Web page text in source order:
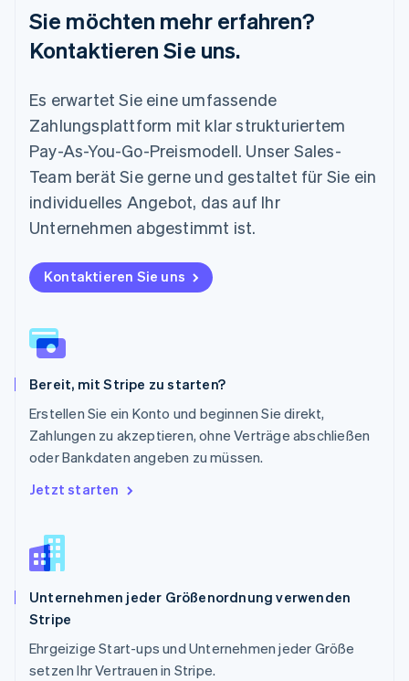
Sie möchten mehr erfahren?
Kontaktieren Sie uns.
Es erwartet Sie eine umfassende
Zahlungsplattform mit klar strukturiertem
Pay-As-You-Go-Preismodell. Unser Sales-
Team berät Sie gerne und gestaltet für Sie ein
individuelles Angebot, das auf Ihr
Unternehmen abgestimmt ist.
Kontaktieren Sie uns
Bereit, mit Stripe zu starten?
Erstellen Sie ein Konto und beginnen Sie direkt,
Zahlungen zu akzeptieren, ohne Verträge abschließen
oder Bankdaten angeben zu müssen.
Jetzt starten
Unternehmen jeder Größenordnung verwenden
Stripe
Ehrgeizige Start-ups und Unternehmen jeder Größe
setzen Ihr Vertrauen in Stripe.
English
Mexiko
EspañolEnglish
English
NederlandsEnglish
Norwegen
English
Österreich
Deutsch English
Polen
Portugal
PortuguêsEnglish
Rumänien
Schweden
Svenska
Deutsch FrançaisItalianoEnglish
Singapur
Slowakei
English
Slowenien
China
English
EspañolEnglish
Thailand
Tschechische Republik
English